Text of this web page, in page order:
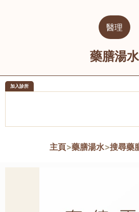
醫理
藥膳湯水
加入診所
主頁>藥膳湯水>搜尋藥